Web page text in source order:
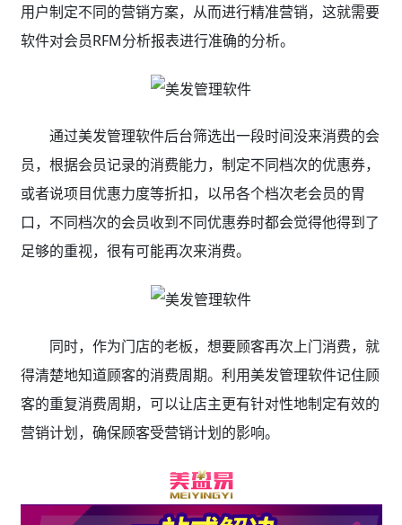
用户制定不同的营销方案，从而进行精准营销，这就需要
软件对会员RFM分析报表进行准确的分析。
通过美发管理软件后台筛选出一段时间没来消费的会
员，根据会员记录的消费能力，制定不同档次的优惠券，
或者说项目优惠力度等折扣，以吊各个档次老会员的胃
口，不同档次的会员收到不同优惠券时都会觉得他得到了
足够的重视，很有可能再次来消费。
同时，作为门店的老板，想要顾客再次上门消费，就
得清楚地知道顾客的消费周期。利用美发管理软件记住顾
客的重复消费周期，可以让店主更有针对性地制定有效的
营销计划，确保顾客受营销计划的影响。